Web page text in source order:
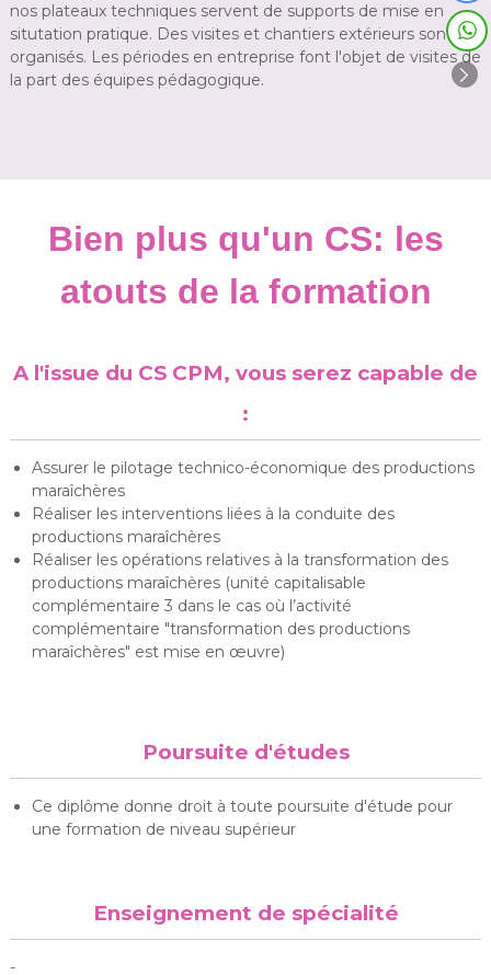
nos plateaux techniques servent de supports de mise en
situtation pratique. Des visites et chantiers extérieurs sont
organisés. Les périodes en entreprise font l'objet de visites de
la part des équipes pédagogique.
Bien plus qu'un CS: les
atouts de la formation
A l'issue du CS CPM, vous serez capable de
:
Assurer le pilotage technico-économique des productions
maraîchères
Réaliser les interventions liées à la conduite des
productions maraîchères
Réaliser les opérations relatives à la transformation des
productions maraîchères (unité capitalisable
complémentaire 3 dans le cas où l’activité
complémentaire "transformation des productions
maraîchères" est mise en œuvre)
Poursuite d'études
Ce diplôme donne droit à toute poursuite d'étude pour
une formation de niveau supérieur
Enseignement de spécialité
-